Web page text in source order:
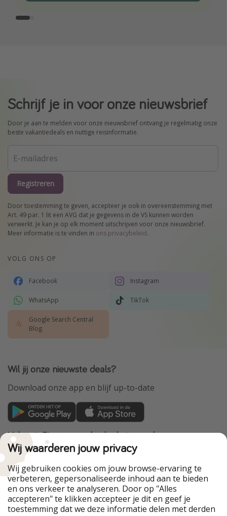
Schrijf je in voor onze nieuwsbrief
Door je aan te melden voor onze nieuwsbrief ontvang je regelmatig onze
beste vakantiedeals en nuttige reisinformatie.
Registreren
Door toestemming te geven, accepteer je ook in overeenstemming met
Art. 49 par. 1 lit een AVG dat je gegevens in de VS kunnen worden
verwerkt. Je kan je op elk moment uitschrijven voor onze nieuwsbrief.
Meer informatie is te vinden in ons privacybeleid.
VOLG ONS OP
Facebook Instagram
WhatsApp TikTok
Google Search Central
Blog
Wil jij onze nieuwste deals?
Download onze app en blijf up-to-date
VakantiePiraten maakt deel uit van de
HolidayPirates Group
Onze markten
PiratinViaggio
HolidayPirates
WakacyjniPiraci
VoyagesPirates
Ferienpiraten
Urlaubspiraten
Urlaubspiraten
ViajerosPiratas
Wij waarderen jouw privacy
Wij gebruiken cookies om jouw browse-ervaring te
verbeteren, gepersonaliseerde inhoud aan te bieden
en ons verkeer te analyseren. Door op "Alles
accepteren" te klikken accepteer je dit en geef je
toestemming dat we deze informatie delen met derden